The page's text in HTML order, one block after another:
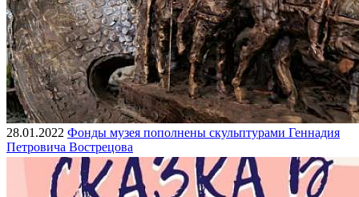
28.01.2022 Фонды музея пополнены скульптурами Геннадия
Петровича Вострецова